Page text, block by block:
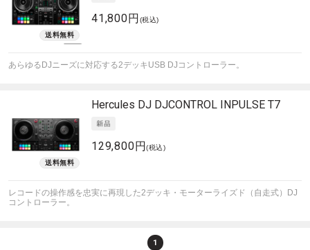
41,800円 (税込)
あらゆるDJニーズに対応する2デッキUSB DJコントローラー。
Hercules DJ DJCONTROL INPULSE T7
129,800円(税込)
レコードの操作感を忠実に再現した2デッキ・モーターライズド（自走式）DJ
コントローラー。
1